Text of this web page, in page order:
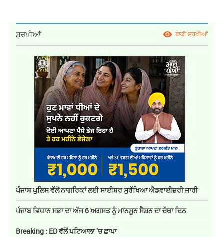
ਸੁਰਖੀਆਂ ਬਾਕੀ ਸੁਰਖੀਆਂ
ਪੰਜਾਬ ਪੁਲਿਸ ਵੱਲੋਂ ਨਾਗਰਿਕਾਂ ਲਈ ਸਾਈਬਰ ਸੁਰੱਖਿਆ ਐਡਵਾਈਜ਼ਰੀ ਜਾਰੀ
ਪੰਜਾਬ ਵਿਧਾਨ ਸਭਾ ਦਾ ਅੱਜ 6 ਅਗਸਤ ਨੂੰ ਮਾਨਸੂਨ ਸੈਸ਼ਨ ਦਾ ਚੌਥਾ ਦਿਨ
Breaking : ED ਵੱਲੋਂ ਪਟਿਆਲਾ ’ਚ ਛਾਪਾ